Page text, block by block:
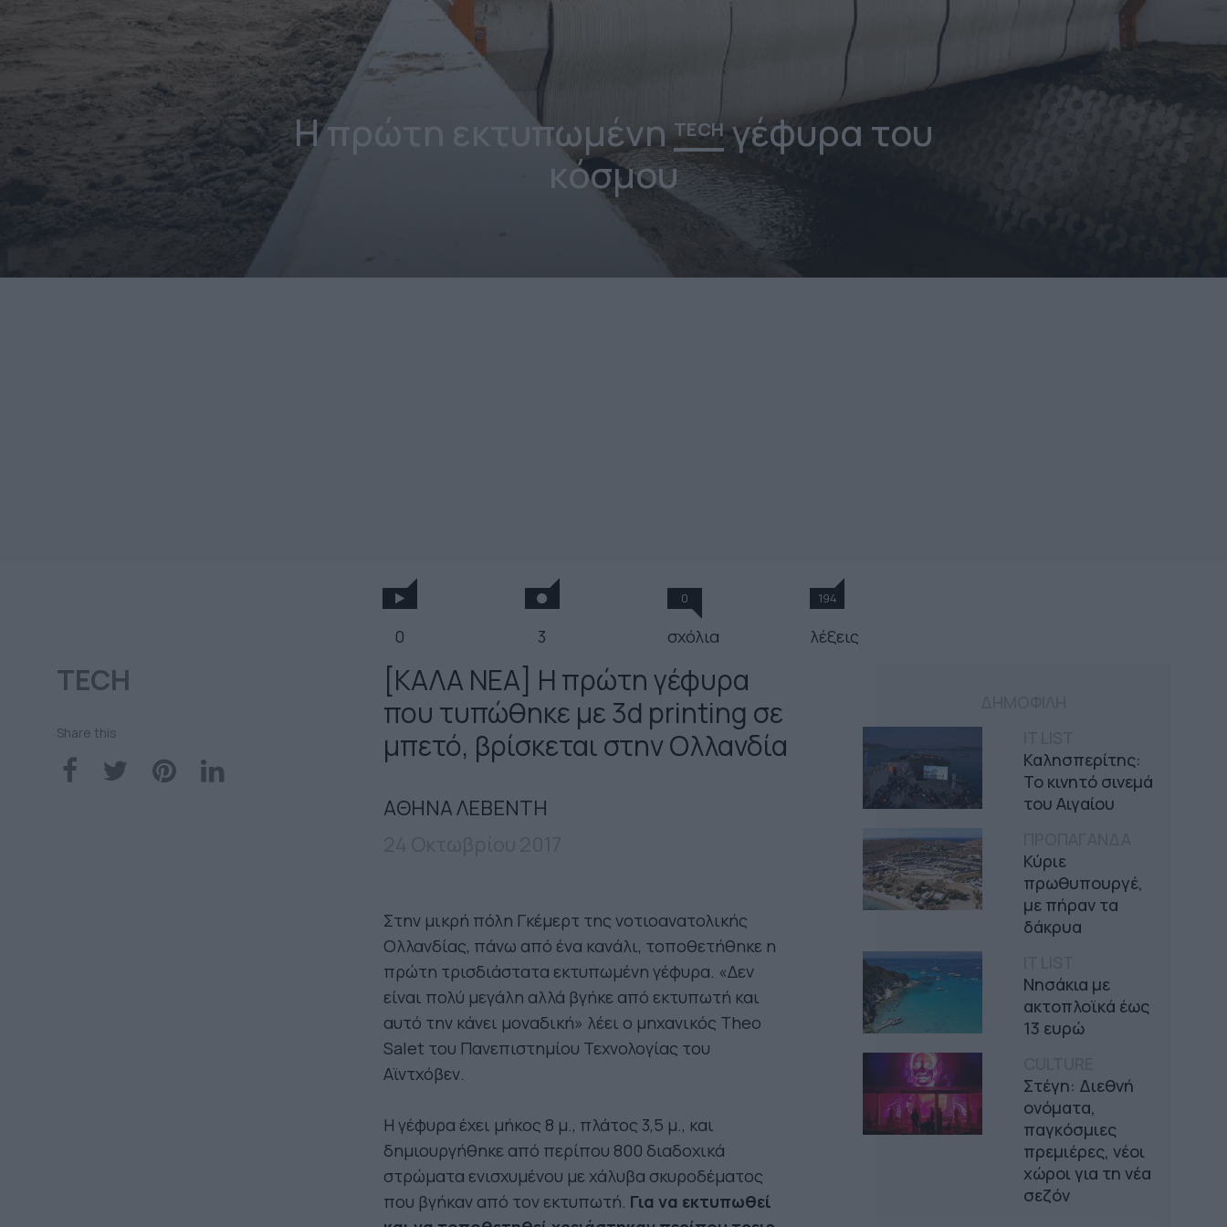
Η πρώτη εκτυπωμένηTECHγέφυρα του
κόσμου
0 3
0
σχόλια
194
λέξεις
TECH
Share this
Καλησπερίτης:
Το κινητό σινεμά
του Αιγαίου
Κύριε
πρωθυπουργέ,
με πήραν τα
δάκρυα
Νησάκια με
ακτοπλοϊκά έως
13 ευρώ
Στέγη: Διεθνή
ονόματα,
παγκόσμιες
πρεμιέρες, νέοι
χώροι για τη νέα
σεζόν
[ΚΑΛΑ ΝΕΑ] Η πρώτη γέφυρα
που τυπώθηκε με 3d printing σε
μπετό, βρίσκεται στην Ολλανδία
ΑΘΗΝΑ ΛΕΒΕΝΤΗ
Στην μικρή πόλη Γκέμερτ της νοτιοανατολικής
Ολλανδίας, πάνω από ένα κανάλι, τοποθετήθηκε η
πρώτη τρισδιάστατα εκτυπωμένη γέφυρα. «Δεν
είναι πολύ μεγάλη αλλά βγήκε από εκτυπωτή και
αυτό την κάνει μοναδική» λέει ο μηχανικός Theo
Salet του Πανεπιστημίου Τεχνολογίας του
Αϊντχόβεν.
Η γέφυρα έχει μήκος 8 μ., πλάτος 3,5 μ., και
δημιουργήθηκε από περίπου 800 διαδοχικά
στρώματα ενισχυμένου με χάλυβα σκυροδέματος
που βγήκαν από τον εκτυπωτή. Για να εκτυπωθεί